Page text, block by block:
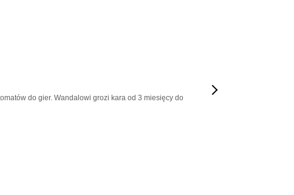
do gier. Wandalowi grozi kara od 3 miesięcy do